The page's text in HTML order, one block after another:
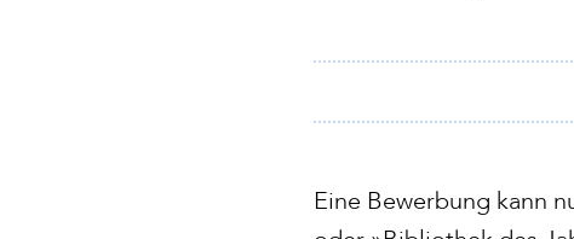
Eine Bewerbung kann